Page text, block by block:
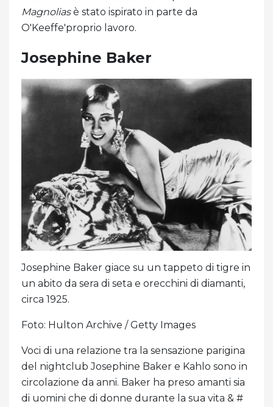
Magnoliasè stato ispirato in parte da
O'Keeffe'proprio lavoro.
Josephine Baker
Josephine Baker giace su un tappeto di tigre in
un abito da sera di seta e orecchini di diamanti,
circa 1925.
Foto: Hulton Archive / Getty Images
Voci di una relazione tra la sensazione parigina
del nightclub Josephine Baker e Kahlo sono in
circolazione da anni. Baker ha preso amanti sia
di uomini che di donne durante la sua vita & #